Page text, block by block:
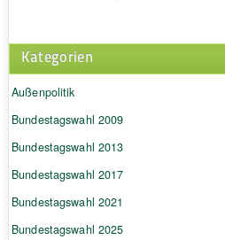
Kategorien
Außenpolitik
Bundestagswahl 2009
Bundestagswahl 2013
Bundestagswahl 2017
Bundestagswahl 2021
Bundestagswahl 2025